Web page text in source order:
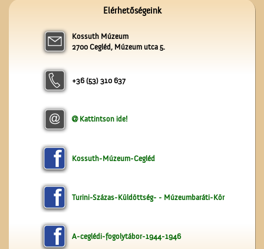
Érettségi a Ceglédi
Magyar Királyi Állami
Az ötödik köztéri szobor
A Vigadó
Elérhetőségeink
Kossuth Múzeum
2700 Cegléd, Múzeum utca 5.
+36 (53) 310 637
Kattintson ide!
Kossuth-Múzeum-Cegléd
Turini-Százas-Küldöttség- - Múzeumbaráti-Kör
A-ceglédi-fogolytábor-1944-1946